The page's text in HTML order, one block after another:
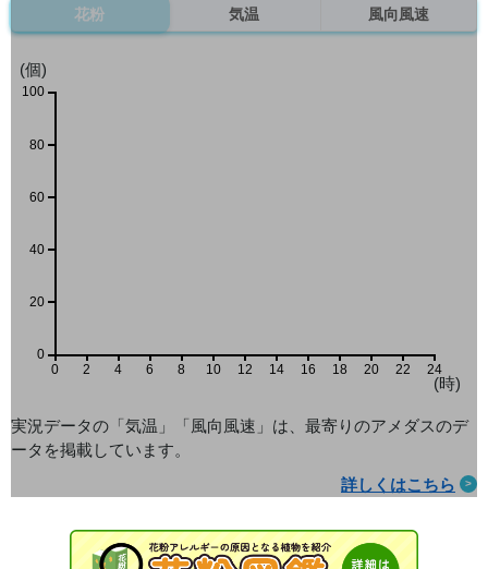
花粉 気温 風向風速
0 2 4 6 8 10 12 14 16 18 20 22 24
(個)
(時)
0
20
40
60
80
100
実況データの「気温」「風向風速」は、最寄りのアメダスのデ
ータを掲載しています。
詳しくはこちら